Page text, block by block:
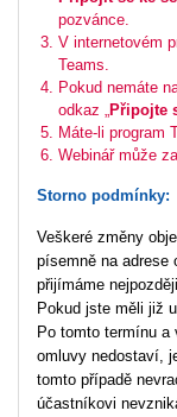
pozvánce.
V internetovém
Teams.
Pokud nemáte
odkaz „Připojte
Máte-li program
Webinář může
Storno podmínky:
Veškeré změny
písemně na adrese
přijímáme
Pokud jste měli již
Po tomto termínu
omluvy nedostaví,
tomto případě
účastníkovi